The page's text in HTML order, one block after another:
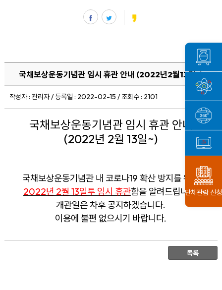
단체관람 신청
국채보상운동기념관 임시 휴관 안내 (2022년2월13일~)
작성자 : 관리자 / 등록일 : 2022-02-15 / 조회수 : 2101
국채보상운동기념관 임시 휴관 안내
(2022년 2월 13일~)
국채보상운동기념관 내 코로나19 확산 방지를 위해
2022년 2월 13일투 임시 휴관함을 알려드립니다.
개관일은 차후 공지하겠습니다.
이용에 불편 없으시기 바랍니다.